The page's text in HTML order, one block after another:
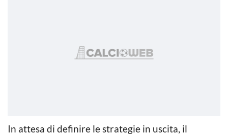
In attesa di definire le strategie in uscita, il